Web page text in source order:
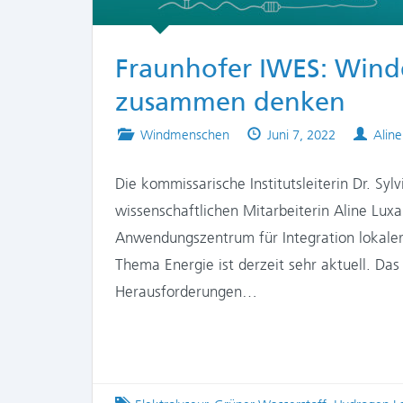
Fraunhofer IWES:
zusammen denken
Posted
Windmenschen
Published
Juni 7, 2022
Die kommissarische Institutsleiterin Dr.
wissenschaftlichen Mitarbeiterin Aline
Anwendungszentrum für Integration
Thema Energie ist derzeit sehr aktuell.
Herausforderungen…